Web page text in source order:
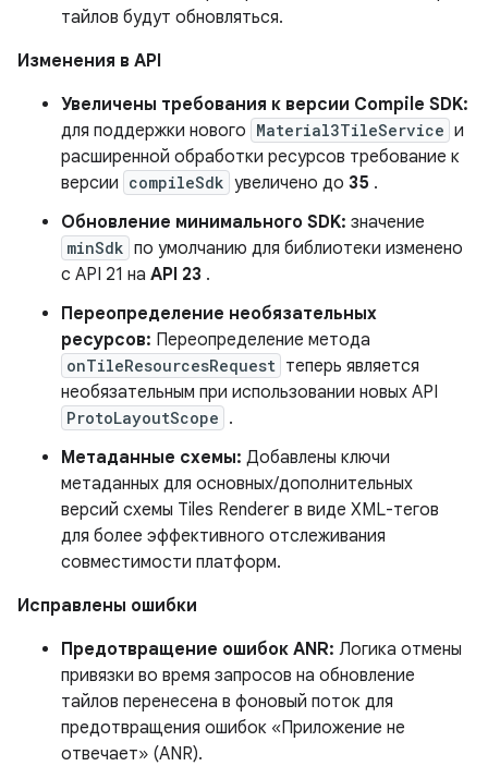
тайлов будут обновляться.
Изменения в API
Увеличены требования к версии Compile SDK:
для поддержки нового Material3TileService и
расширенной обработки ресурсов требование к
версии compileSdk увеличено до 35 .
Обновление минимального SDK: значение
minSdk по умолчанию для библиотеки изменено
с API 21 на API 23 .
Переопределение необязательных
ресурсов: Переопределение метода
onTileResourcesRequest теперь является
необязательным при использовании новых API
ProtoLayoutScope .
Метаданные схемы: Добавлены ключи
метаданных для основных/дополнительных
версий схемы Tiles Renderer в виде XML-тегов
для более эффективного отслеживания
совместимости платформ.
Исправлены ошибки
Предотвращение ошибок ANR: Логика отмены
привязки во время запросов на обновление
тайлов перенесена в фоновый поток для
предотвращения ошибок «Приложение не
отвечает» (ANR).